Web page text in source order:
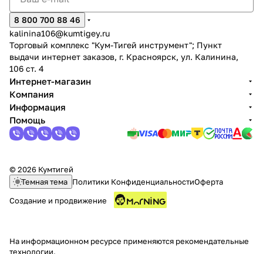
8 800 700 88 46
kalinina106@kumtigey.ru
Торговый комплекс "Кум-Тигей инструмент"; Пункт
выдачи интернет заказов, г. Красноярск, ул. Калинина,
106 ст. 4
Интернет-магазин
Компания
Информация
Помощь
© 2026 Кумтигей
Темная тема Политики КонфиденциальностиОферта
Создание и продвижение
На информационном ресурсе применяются рекомендательные
технологии.